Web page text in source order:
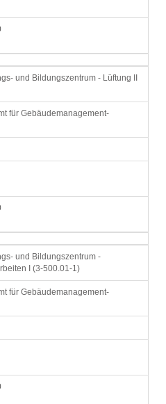
und Bildungszentrum - Lüftung II
für Gebäudemanagement-
und Bildungszentrum -
I (3-500.01-1)
für Gebäudemanagement-